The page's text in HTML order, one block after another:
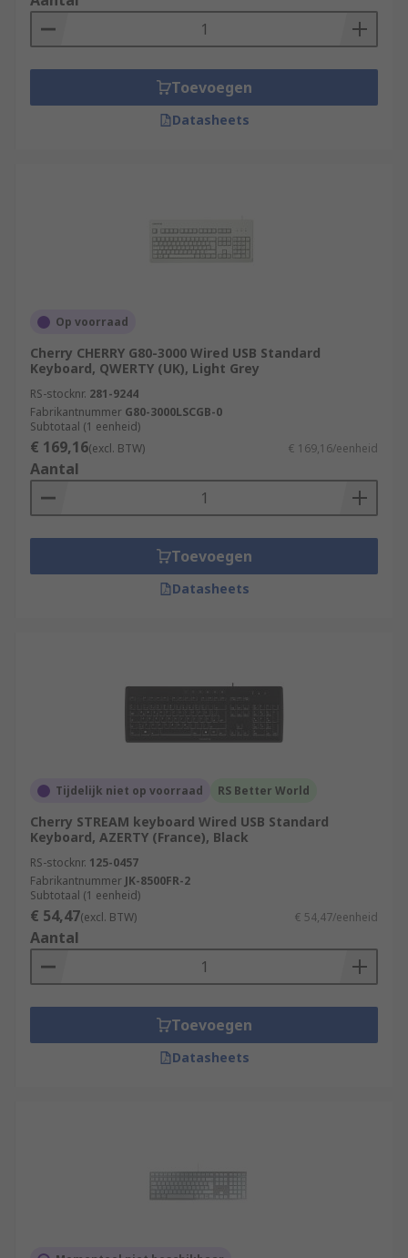
Toevoegen
Datasheets
Op voorraad
Cherry CHERRY G80-3000 Wired USB Standard
Keyboard, QWERTY (UK), Light Grey
RS-stocknr. 281-9244
Fabrikantnummer G80-3000LSCGB-0
Subtotaal (1 eenheid)
€ 169,16(excl. BTW) € 169,16/eenheid
Aantal
Toevoegen
Datasheets
Tijdelijk niet op voorraad RS Better World
Cherry STREAM keyboard Wired USB Standard
Keyboard, AZERTY (France), Black
RS-stocknr. 125-0457
Fabrikantnummer JK-8500FR-2
Subtotaal (1 eenheid)
€ 54,47(excl. BTW) € 54,47/eenheid
Aantal
Toevoegen
Datasheets